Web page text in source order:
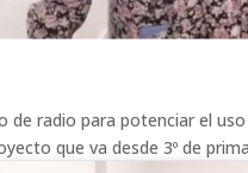
de radio para potenciar el
que va desde 3º de